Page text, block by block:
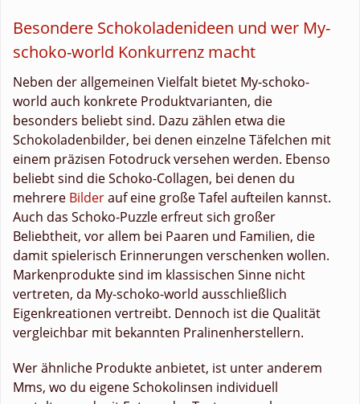
Besondere Schokoladenideen und wer My-
schoko-world Konkurrenz macht
Neben der allgemeinen Vielfalt bietet My-schoko-
world auch konkrete Produktvarianten, die
besonders beliebt sind. Dazu zählen etwa die
Schokoladenbilder, bei denen einzelne Täfelchen mit
einem präzisen Fotodruck versehen werden. Ebenso
beliebt sind die Schoko-Collagen, bei denen du
mehrere Bilderauf eine große Tafel aufteilen kannst.
Auch das Schoko-Puzzle erfreut sich großer
Beliebtheit, vor allem bei Paaren und Familien, die
damit spielerisch Erinnerungen verschenken wollen.
Markenprodukte sind im klassischen Sinne nicht
vertreten, da My-schoko-world ausschließlich
Eigenkreationen vertreibt. Dennoch ist die Qualität
vergleichbar mit bekannten Pralinenherstellern.
Wer ähnliche Produkte anbietet, ist unter anderem
Mms, wo du eigene Schokolinsen individuell